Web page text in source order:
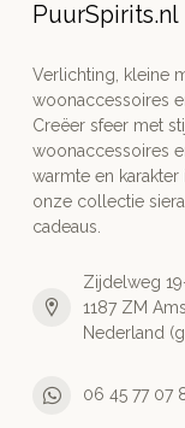
PuurSpirits.nl
Verlichting, kleine
woonaccessoires
Creëer sfeer met
woonaccessoires
warmte en
onze collectie
cadeaus.
Zijdelweg
1187 ZM
Nederland
06 45 77 07